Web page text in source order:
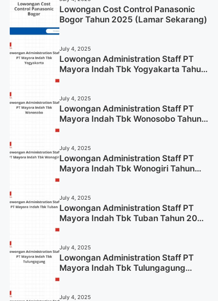
Lowongan Cost Control Panasonic
Bogor Tahun 2025 (Lamar Sekarang)
July 4, 2025
Lowongan Administration Staff PT
Mayora Indah Tbk Yogyakarta Tahun
July 4, 2025
Lowongan Administration Staff PT
Mayora Indah Tbk Wonosobo Tahun
July 4, 2025
Lowongan Administration Staff PT
Mayora Indah Tbk Wonogiri Tahun
July 4, 2025
Lowongan Administration Staff PT
Mayora Indah Tbk Tuban Tahun 2025
July 4, 2025
Lowongan Administration Staff PT
Mayora Indah Tbk Tulungagung
July 4, 2025